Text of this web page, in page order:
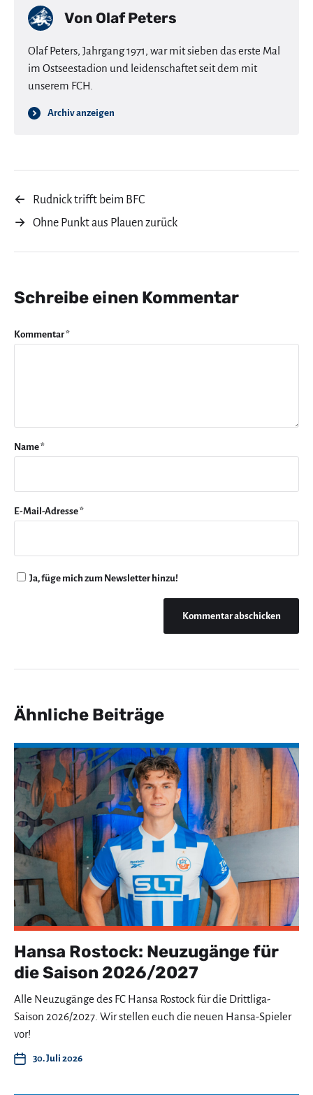
Von Olaf Peters
Olaf Peters, Jahrgang 1971, war mit sieben das erste Mal
im Ostseestadion und leidenschaftet seit dem mit
unserem FCH.
Archiv anzeigen
←
Rudnick trifft beim BFC
→
Ohne Punkt aus Plauen zurück
Schreibe einen Kommentar
Kommentar*
Name*
E-Mail-Adresse*
Ja, füge mich zum Newsletter hinzu!
Ähnliche Beiträge
Hansa Rostock: Neuzugänge für
die Saison 2026/2027
Alle Neuzugänge des FC Hansa Rostock für die Drittliga-
Saison 2026/2027. Wir stellen euch die neuen Hansa-Spieler
vor!
30. Juli 2026